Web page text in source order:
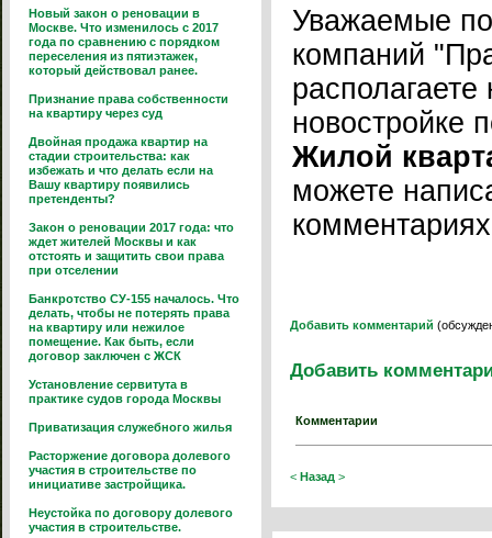
Новый закон о реновации в
Москве. Что изменилось с 2017
года по сравнению с порядком
переселения из пятиэтажек,
который действовал ранее.
Признание права собственности
на квартиру через суд
Двойная продажа квартир на
стадии строительства: как
избежать и что делать если на
Вашу квартиру появились
претенденты?
Закон о реновации 2017 года: что
ждет жителей Москвы и как
отстоять и защитить свои права
при отселении
Банкротство СУ-155 началось. Что
делать, чтобы не потерять права
на квартиру или нежилое
помещение. Как быть, если
договор заключен с ЖСК
Установление сервитута в
практике судов города Москвы
Приватизация служебного жилья
Расторжение договора долевого
участия в строительстве по
инициативе застройщика.
Неустойка по договору долевого
участия в строительстве.
Уважаемые
компаний
новостройке
Жилой
можете
Добавить комментарий
Добавить
Комментарии
< Назад >